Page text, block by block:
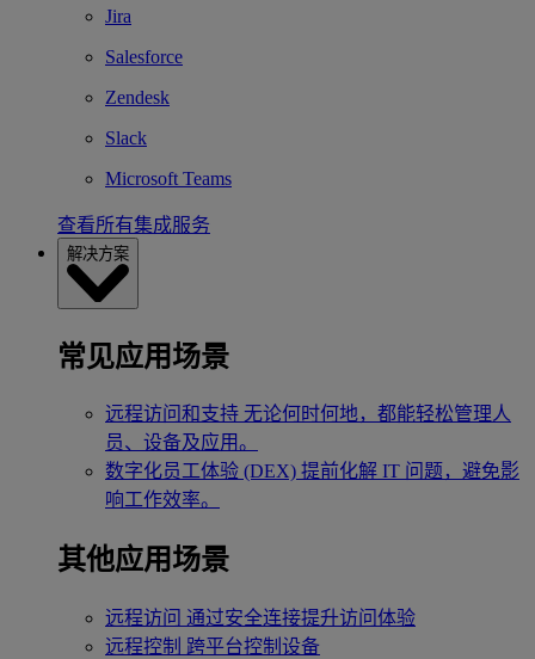
Jira
Salesforce
Zendesk
Slack
Microsoft Teams
查看所有集成服务
解决方案
常见应用场景
远程访问和支持 无论何时何地，都能轻松管理人
员、设备及应用。
数字化员工体验 (DEX) 提前化解 IT 问题，避免影
响工作效率。
其他应用场景
远程访问 通过安全连接提升访问体验
远程控制 跨平台控制设备